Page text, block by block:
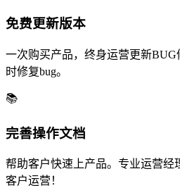
免费更新版本
一次购买产品，终身运营更新
时修复bug。
📚
完善操作文档
帮助客户快速上产品。专业运营经
客户运营！